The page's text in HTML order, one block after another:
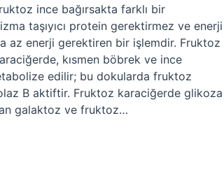
ince bağırsakta farklı bir
taşıyıcı protein gerektirmez ve enerji
az enerji gerektiren bir işlemdir. Fruktoz
kısmen böbrek ve ince
edilir; bu dokularda fruktoz
B aktiftir. Fruktoz karaciğerde glikoza
galaktoz ve fruktoz…